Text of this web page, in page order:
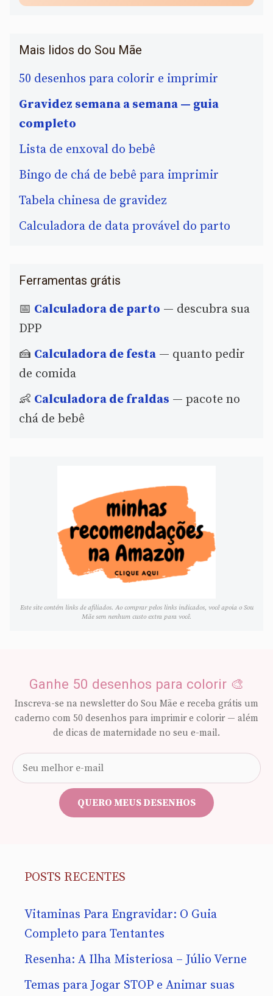
Mais lidos do Sou Mãe
50 desenhos para colorir e imprimir
Gravidez semana a semana — guia
completo
Lista de enxoval do bebê
Bingo de chá de bebê para imprimir
Tabela chinesa de gravidez
Calculadora de data provável do parto
Ferramentas grátis
📅 Calculadora de parto — descubra sua
DPP
🍰 Calculadora de festa — quanto pedir
de comida
👶 Calculadora de fraldas — pacote no
chá de bebê
Este site contém links de afiliados. Ao comprar pelos links indicados, você apoia o Sou
Mãe sem nenhum custo extra para você.
Ganhe 50 desenhos para colorir 🎨
Inscreva-se na newsletter do Sou Mãe e receba grátis um
caderno com 50 desenhos para imprimir e colorir — além
de dicas de maternidade no seu e-mail.
e-
mail
QUERO MEUS DESENHOS
POSTS RECENTES
Vitaminas Para Engravidar: O Guia
Completo para Tentantes
Resenha: A Ilha Misteriosa – Júlio Verne
Temas para Jogar STOP e Animar suas